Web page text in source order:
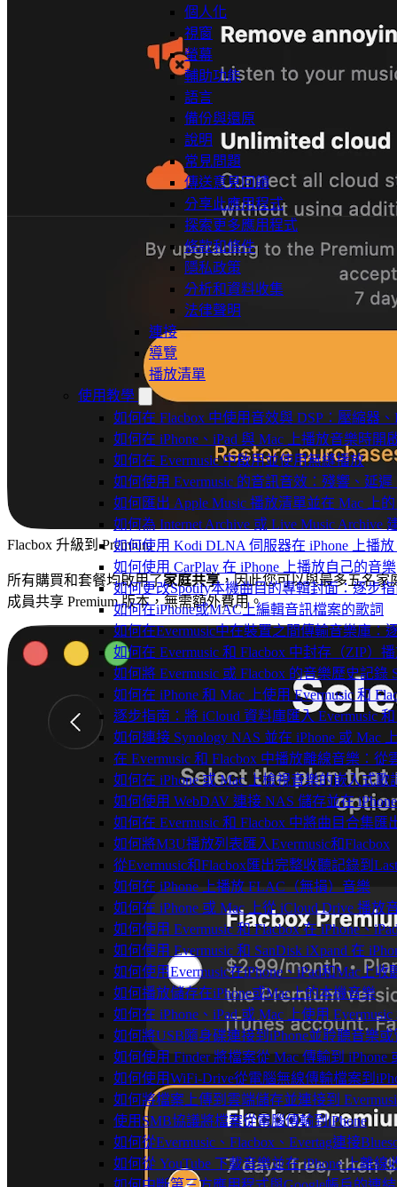
個人化
視窗
螢幕
輔助功能
語言
備份與還原
說明
常見問題
傳送意見回饋
分享此應用程式
探索更多應用程式
條款和條件
隱私政策
分析和資料收集
法律聲明
連接
導覽
播放清單
使用教學
如何在 Flacbox 中使用音效與 DSP：壓縮器
如何在 iPhone、iPad 與 Mac 上播放音樂時開
如何在 Evermusic 中啟用並使用無縫播放
如何使用 Evermusic 的音訊音效：殘響、延
如何匯出 Apple Music 播放清單並在 Mac 上
如何為 Internet Archive 或 Live Music Archive
如何使用 Kodi DLNA 伺服器在 iPhone 上播
如何使用 CarPlay 在 iPhone 上播放自己的音樂
如何更改Spotify本機曲目的專輯封面：逐步
如何在iPhone或MAC上編輯音訊檔案的歌詞
如何在Evermusic中在裝置之間傳輸音樂庫：
如何在 Evermusic 和 Flacbox 中封存（ZIP
如何將 Evermusic 或 Flacbox 的音樂歷史記錄
如何在 iPhone 和 Mac 上使用 Evermusic 和
逐步指南：將 iCloud 資料庫匯入 Evermusic 和
如何連接 Synology NAS 並在 iPhone 或 Mac
在 Evermusic 和 Flacbox 中播放離線音樂：
如何在 iPhone 或 Mac 上檢視音樂的嵌入式
如何使用 WebDAV 連接 NAS 儲存並在
如何在 Evermusic 和 Flacbox 中將曲目合集
如何將M3U播放列表匯入Evermusic和Flacbox
從Evermusic和Flacbox匯出完整收聽記錄到
如何在 iPhone 上播放 FLAC（無損）音樂
如何在 iPhone 或 Mac 上從 iCloud Drive 播放
如何使用 Evermusic 和 Flacbox 在 iPhone、
如何使用 Evermusic 和 SanDisk iXpand 在
如何使用Evermusic在iPhone、iPad和Mac上收
如何播放儲存在iPhone或Mac上的本機音樂
如何在 iPhone、iPad 或 Mac 上使用
如何將USB隨身碟連接到iPhone並聆聽音樂
如何使用 Finder 將檔案從 Mac 傳輸到 iPhone
如何使用WiFi-Drive從電腦無線傳輸檔案到
如何將檔案上傳到雲端儲存並連接到
使用SMB協議將檔案從電腦傳輸到iPhone
如何從Evermusic、Flacbox、Evertag連接
如何從 YouTube 下載音樂並在 iPhone 上離線
Flacbox 升級到 Premium
所有購買和套餐均啟用了家庭共享，因此您可以與最多五名家
成員共享 Premium 版本，無需額外費用。